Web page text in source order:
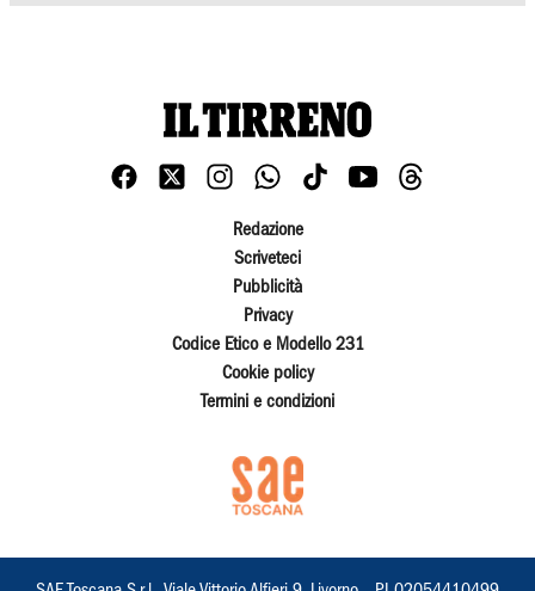
Redazione
Scriveteci
Pubblicità
Privacy
Codice Etico e Modello 231
Cookie policy
Termini e condizioni